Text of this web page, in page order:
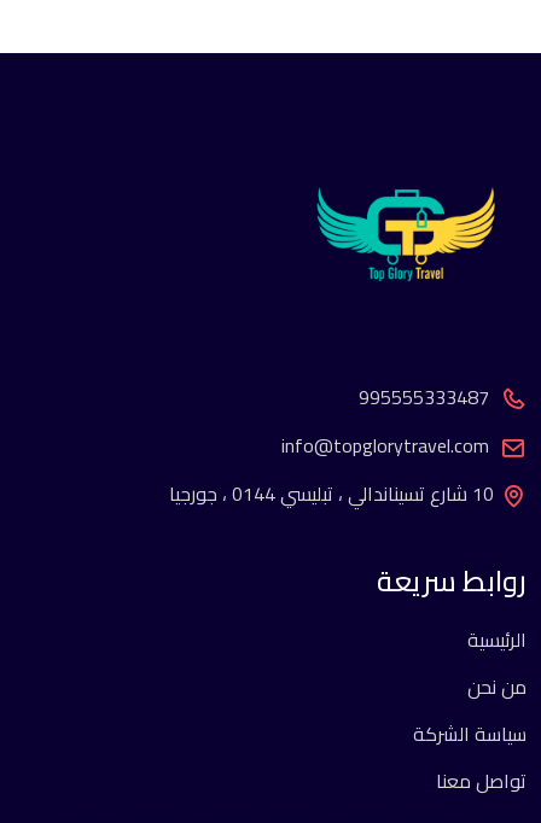
995555333487
info@topglorytravel.com
10 شارع تسيناندالي ، تبليسي 0144 ، جورجيا
روابط سريعة
الرئيسية
من نحن
سياسة الشركة
تواصل معنا